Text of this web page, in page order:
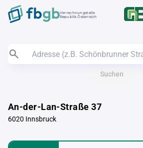
Verrechnungstelle
Republik Österreich
Suchen
An-der-Lan-Straße 37
6020 Innsbruck